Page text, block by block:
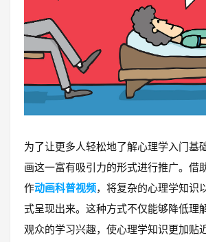
为了让更多人轻松地了解心理学入门基
画这一富有吸引力的形式进行推广。借
作动画科普视频，将复杂的心理学知识
式呈现出来。这种方式不仅能够降低理
观众的学习兴趣，使心理学知识更加贴